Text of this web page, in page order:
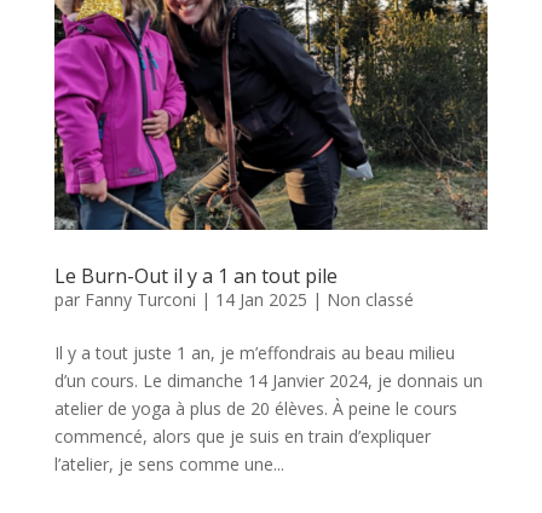
Le Burn-Out il y a 1 an tout pile
par Fanny Turconi | 14 Jan 2025 | Non classé
Il y a tout juste 1 an, je m’effondrais au beau milieu
d’un cours. Le dimanche 14 Janvier 2024, je donnais un
atelier de yoga à plus de 20 élèves. À peine le cours
commencé, alors que je suis en train d’expliquer
l’atelier, je sens comme une...